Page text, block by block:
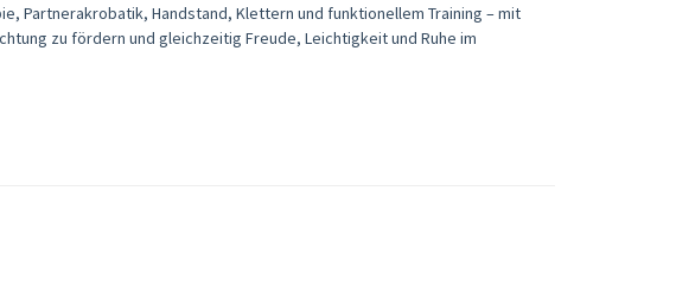
Partnerakrobatik, Handstand, Klettern und funktionellem Training – mit
zu fördern und gleichzeitig Freude, Leichtigkeit und Ruhe im